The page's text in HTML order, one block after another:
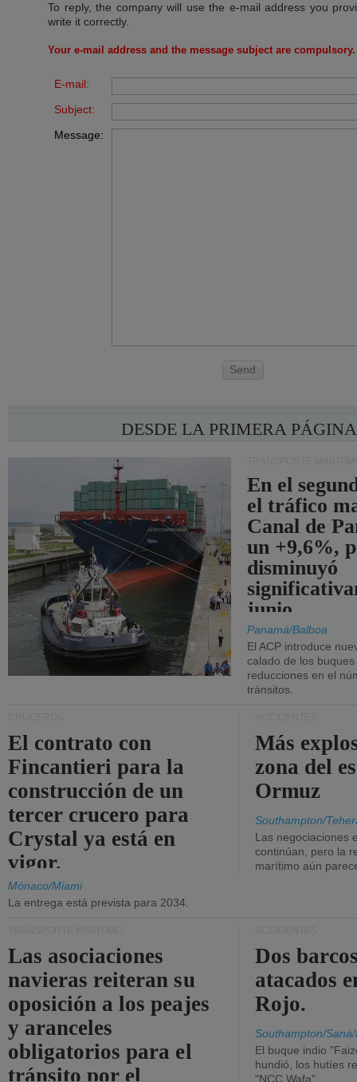
To reply, the company will use the e-mail address you
write it correctly.
Your e-mail address and the message subject are compulsory.
E-mail:
Subject:
Message:
Send
DESDE LA PRIMERA PÁGINA
En el
el tráfico
Canal de
un +9,6%,
disminuyó
junio.
Panamá/Balboa
El ACP introduce
calado de los
reducciones en el
tránsitos.
El contrato con
Fincantieri para la
construcción de un
tercer crucero para
Crystal ya está en
vigor.
Mónaco/Miami
La entrega está prevista para 2034.
Más
zona del
Ormuz
Southampton/
Las negociaciones
continúan, pero la
marítimo aún
Las asociaciones
navieras reiteran su
oposición a los peajes
y aranceles
obligatorios para el
tránsito por el
Dos
atacados
Rojo.
Southampton/
El buque indio
hundió, los hutíes
"NCC Wafa"